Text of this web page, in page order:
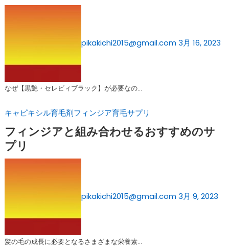
pikakichi2015@gmail.com3月 16, 2023
なぜ【黒艶・セレビィブラック】が必要なの…
キャピキシル育毛剤フィンジア育毛サプリ
フィンジアと組み合わせるおすすめのサ
プリ
pikakichi2015@gmail.com3月 9, 2023
髪の毛の成長に必要となるさまざまな栄養素…